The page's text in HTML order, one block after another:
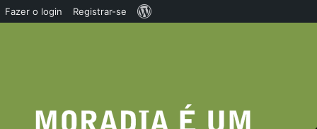
Fazer o login Registrar-se